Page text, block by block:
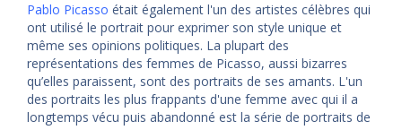
Pablo Picasso était également l'un des artistes célèbres qui
ont utilisé le portrait pour exprimer son style unique et
même ses opinions politiques. La plupart des
représentations des femmes de Picasso, aussi bizarres
qu’elles paraissent, sont des portraits de ses amants. L'un
des portraits les plus frappants d'une femme avec qui il a
longtemps vécu puis abandonné est la série de portraits de